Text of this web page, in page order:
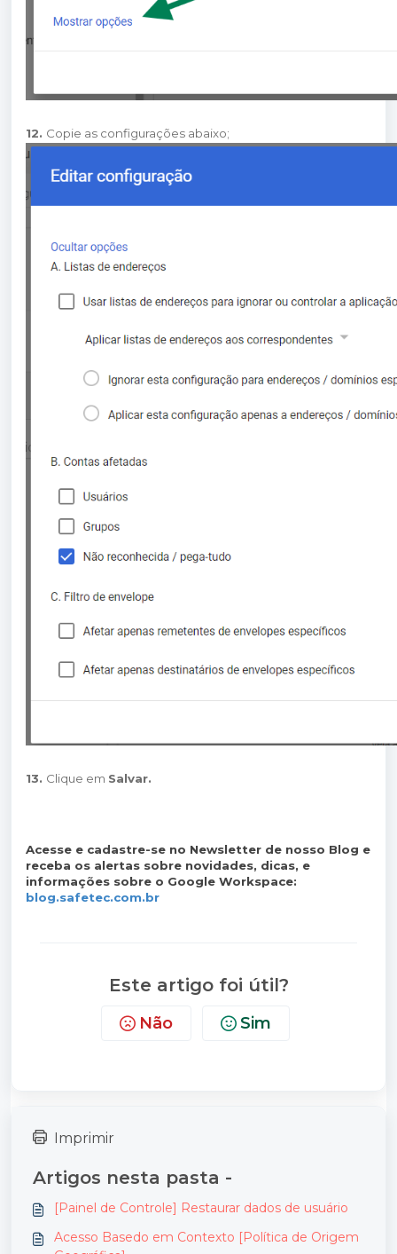
12. Copie as configurações abaixo;
13. Clique em Salvar.
Acesse e cadastre-se no Newsletter de nosso Blog e
receba os alertas sobre novidades, dicas, e
informações sobre o Google Workspace:
blog.safetec.com.br
Este artigo foi útil?
Não Sim
Imprimir
Artigos nesta pasta -
[Painel de Controle] Restaurar dados de usuário
Acesso Basedo em Contexto [Política de Origem